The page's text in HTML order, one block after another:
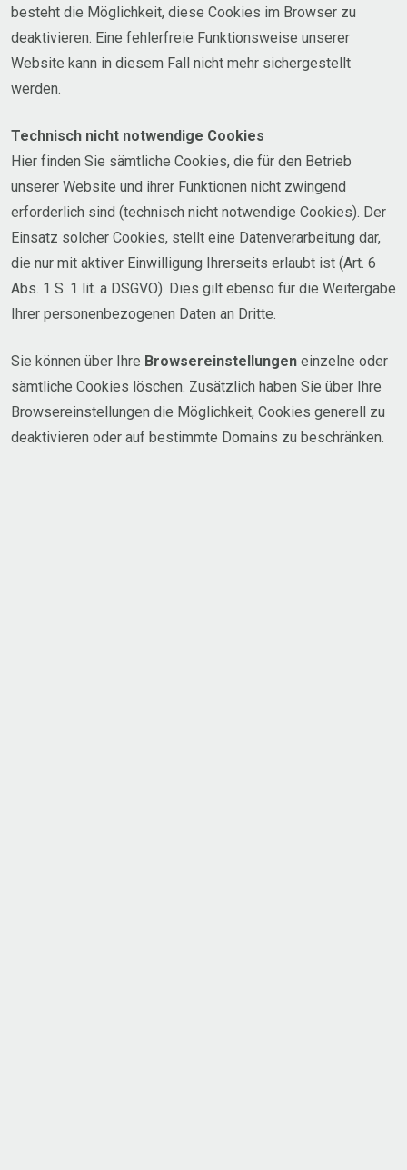
besteht die Möglichkeit, diese Cookies im Browser zu
deaktivieren. Eine fehlerfreie Funktionsweise unserer
Website kann in diesem Fall nicht mehr sichergestellt
werden.
Technisch nicht notwendige Cookies
Hier finden Sie sämtliche Cookies, die für den Betrieb
unserer Website und ihrer Funktionen nicht zwingend
erforderlich sind (technisch nicht notwendige Cookies). Der
Einsatz solcher Cookies, stellt eine Datenverarbeitung dar,
die nur mit aktiver Einwilligung Ihrerseits erlaubt ist (Art. 6
Abs. 1 S. 1 lit. a DSGVO). Dies gilt ebenso für die Weitergabe
Ihrer personenbezogenen Daten an Dritte.
Sie können über Ihre Browsereinstellungen einzelne oder
sämtliche Cookies löschen. Zusätzlich haben Sie über Ihre
Browsereinstellungen die Möglichkeit, Cookies generell zu
deaktivieren oder auf bestimmte Domains zu beschränken.